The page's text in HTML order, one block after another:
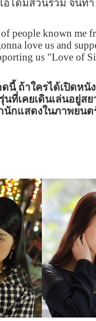
ได้มีส่วนร่วม จนท
people known me
love us and
us "Love of
นี้ ถ้าใครได้เปิดห
ที่เคยเดินเล่นอยู่ส
นักแสดงในภาพยนต